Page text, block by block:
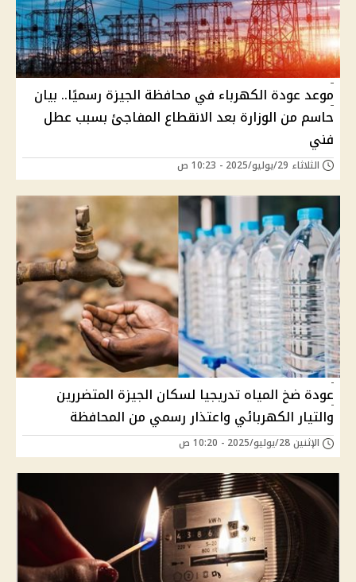
موعد عودة الكهرباء في محافظة الجيزة رسميًا.. بيان
حاسم من الوزارة بعد الانقطاع المفاجئ بسبب عطل
فني
الثلاثاء 29/يوليو/2025 - 10:23 ص
عودة ضخ المياه تدريجيا لسكان الجيزة المتضررين
والتيار الكهربائي واعتذار رسمي من المحافظة
الإثنين 28/يوليو/2025 - 10:20 ص